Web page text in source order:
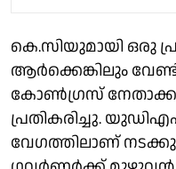
കെ.സിയുമായി ഒരു
ആർക്കെങ്കിലും
കോൺഗ്രസ്
പ്രതികരിച്ചു.
വേഗത്തിലാണ്